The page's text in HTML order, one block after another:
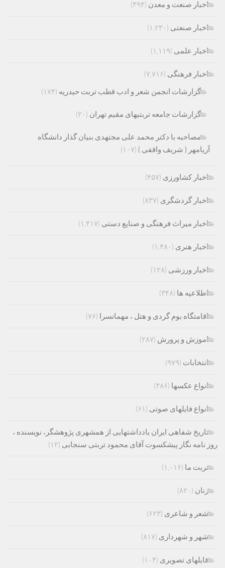
اخبار صنعت و معدن (۴۹۴)
اخبار صنعتی (۱,۲۳۰)
اخبار علمی (۱,۱۱۹)
اخبار فرهنگی (۷,۷۱۶)
گزارشات انجمن شعر و ادب قطب تربت حیدریه (۱۷۴)
گزارشات جامعه تربتیهای مقیم تهران (۲۰)
مصاحبه با دکتر محمد علی مجتهدی بنیان گذار دانشگاه
آریامهر ( شریف واقفی ) (۱۰۷)
اخبار کشاورزی (۴۵۷)
اخبار گردشگری (۸۳۷)
اخبار میراث فرهنگی و صنایع دستی (۱,۴۱۷)
اخبار هنری (۱,۴۸۰)
اخبار ورزشی (۱۲۸)
اطلاعیه ها (۳۴۸)
اقامتگاه بوم گردی و هتل ، مهمانسرا (۷۶)
اموزش و پرورش (۲۸۷)
انتخابات (۹۷۹)
انواع عکسها (۳۸۶)
انواع فایلهای صوتی (۶۱)
تاریخ شفاهی ایران یادداشتهایی از همشهری پژوهشگر، نویسنده ،
روز نامه نگار پیشکسوت آقای محمود تربتی سنجابی (۱۲)
تربت ما (۱,۰۱۶)
زنان (۸۲۰)
شعر و شاعری (۶۲۳)
شهر و شهرداری (۸۱۷)
فایلهای تصویری (۱۰۴)